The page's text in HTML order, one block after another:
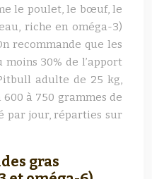
le poulet, le bœuf, le
riche en oméga-3)
recommande que les
30% de l’apport
adulte de 25 kg,
à 750 grammes de
par jour, réparties sur
gras